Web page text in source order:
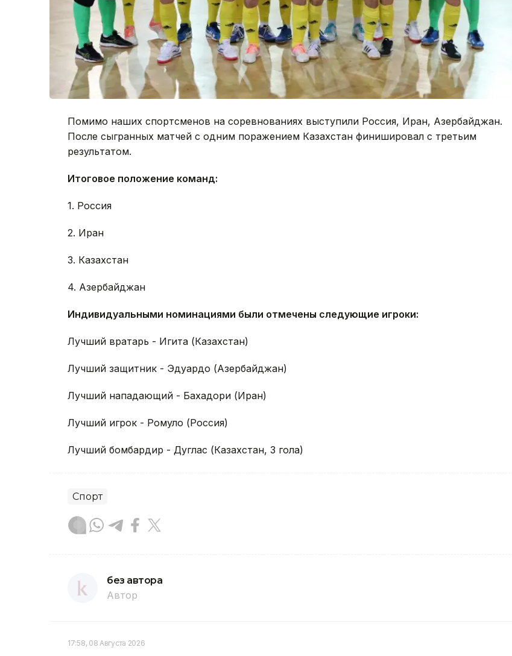
Помимо наших спортсменов на соревнованиях выступили Россия, Иран, Азербайджан.
После сыгранных матчей с одним поражением Казахстан финишировал с третьим
результатом.
Итоговое положение команд:
1. Россия
2. Иран
3. Казахстан
4. Азербайджан
Индивидуальными номинациями были отмечены следующие игроки:
Лучший вратарь - Игита (Казахстан)
Лучший защитник - Эдуардо (Азербайджан)
Лучший нападающий - Бахадори (Иран)
Лучший игрок - Ромуло (Россия)
Лучший бомбардир - Дуглас (Казахстан, 3 гола)
Спорт
без автора
Автор
17:58, 08 Августа 2026